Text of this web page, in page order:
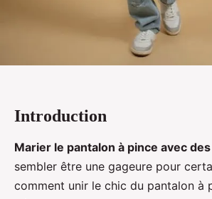
Introduction
Marier le pantalon à pince avec
sembler être une gageure pour
comment unir le chic du pantalon à